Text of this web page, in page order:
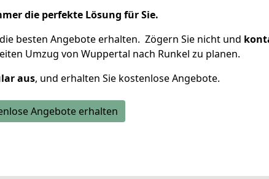
die perfekte Lösung für Sie.
besten Angebote erhalten. Zögern Sie nicht und
Umzug von Wuppertal nach Runkel zu planen.
aus, und erhalten Sie kostenlose Angebote.
Angebote erhalten